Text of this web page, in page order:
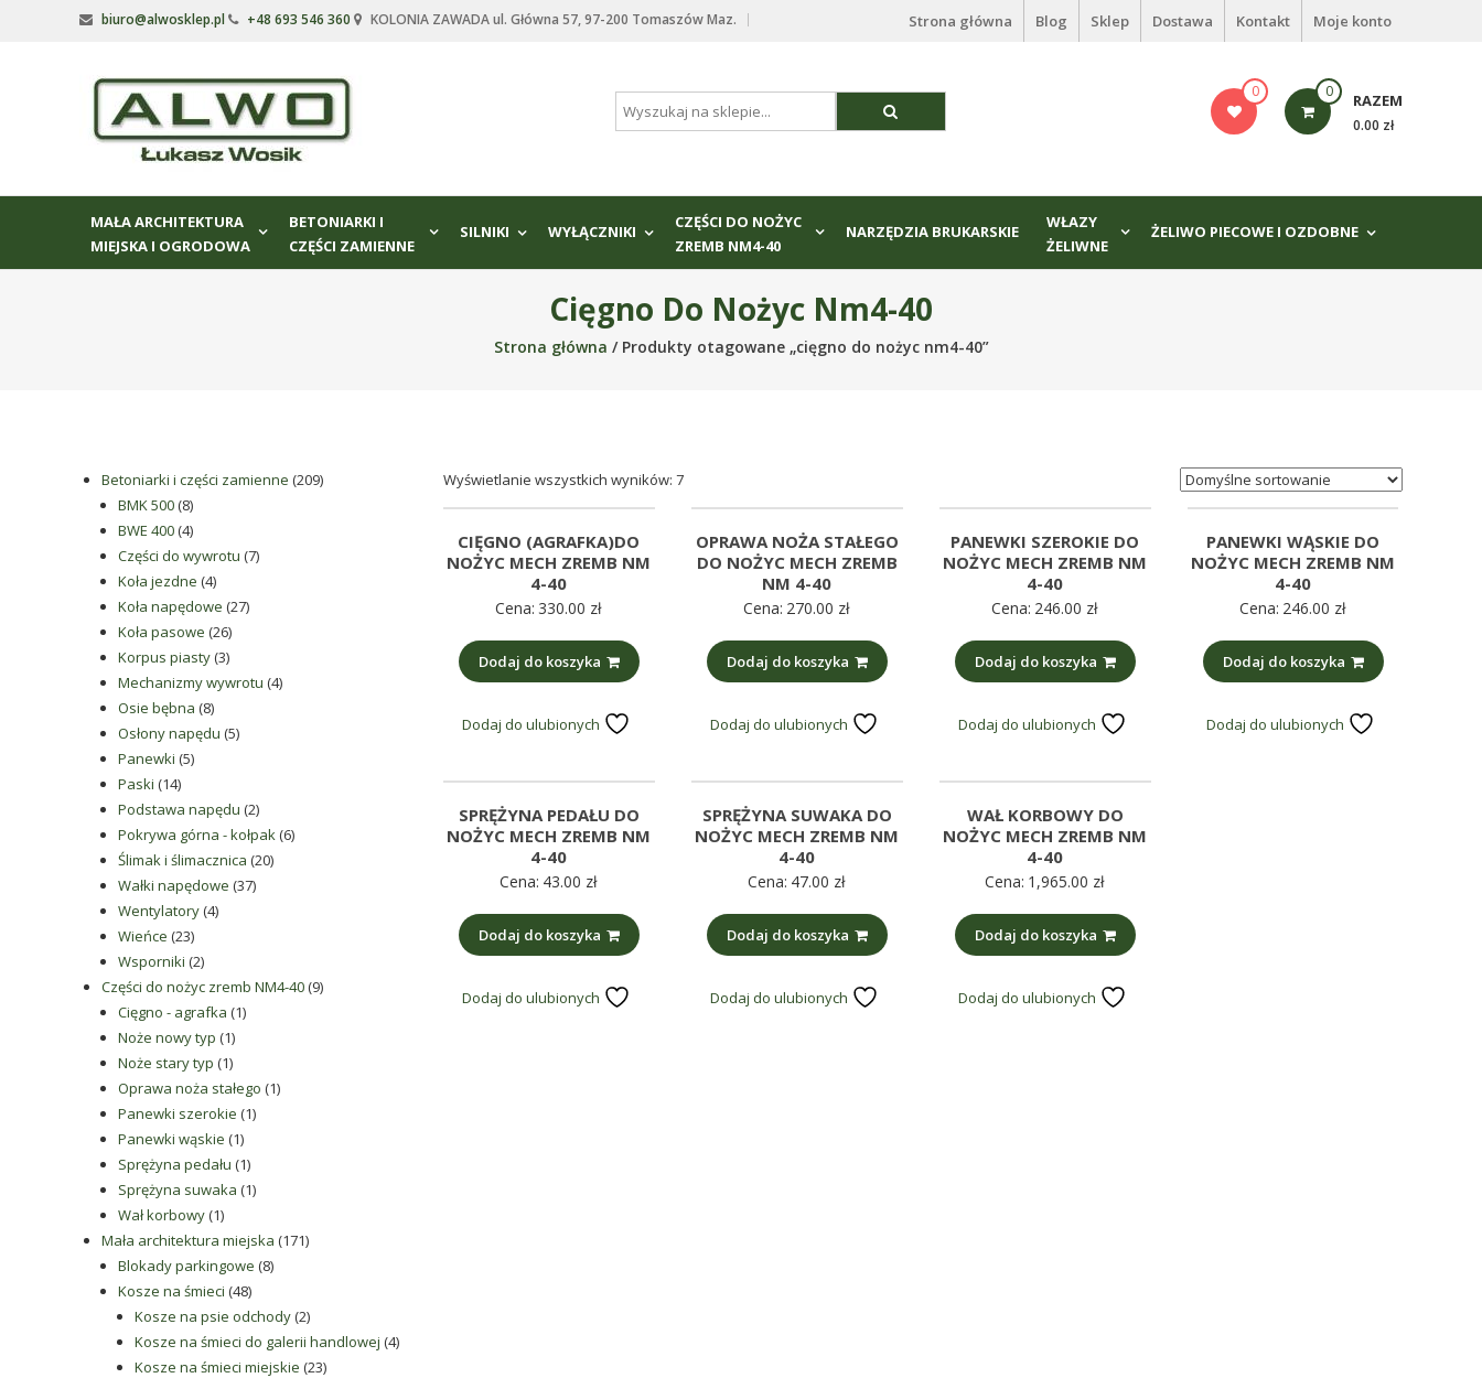
biuro@alwosklep.pl +48 693 546 360 KOLONIA ZAWADA ul. Główna 57, 97-200 Tomaszów Maz. Strona główna Blog Sklep Dostawa Kontakt Moje konto
Alwo
sklep
–
meble
ogrodowe,
różnego
rodzaju
części
betoniarek,
maszyn
rolniczych,
także
części
zamienne.
0 0 RAZEM
0.00 zł
MAŁA ARCHITEKTURA
MIEJSKA I OGRODOWA
BETONIARKI I
CZĘŚCI ZAMIENNE
SILNIKI WYŁĄCZNIKI
CZĘŚCI DO NOŻYC
ZREMB NM4-40
NARZĘDZIA BRUKARSKIE
WŁAZY
ŻELIWNE
ŻELIWO PIECOWE I OZDOBNE
Cięgno Do Nożyc Nm4-40
Strona główna / Produkty otagowane „cięgno do nożyc nm4-40”
Wyświetlanie wszystkich wyników: 7
CIĘGNO (AGRAFKA)DO
NOŻYC MECH ZREMB NM
4-40
Cena: 330.00 zł
Dodaj do koszyka
Dodaj do ulubionych
OPRAWA NOŻA STAŁEGO
DO NOŻYC MECH ZREMB
NM 4-40
Cena: 270.00 zł
Dodaj do koszyka
Dodaj do ulubionych
PANEWKI SZEROKIE DO
NOŻYC MECH ZREMB NM
4-40
Cena: 246.00 zł
Dodaj do koszyka
Dodaj do ulubionych
PANEWKI WĄSKIE DO
NOŻYC MECH ZREMB NM
4-40
Cena: 246.00 zł
Dodaj do koszyka
Dodaj do ulubionych
SPRĘŻYNA PEDAŁU DO
NOŻYC MECH ZREMB NM
4-40
Cena: 43.00 zł
Dodaj do koszyka
Dodaj do ulubionych
SPRĘŻYNA SUWAKA DO
NOŻYC MECH ZREMB NM
4-40
Cena: 47.00 zł
Dodaj do koszyka
Dodaj do ulubionych
WAŁ KORBOWY DO
NOŻYC MECH ZREMB NM
4-40
Cena: 1,965.00 zł
Dodaj do koszyka
Dodaj do ulubionych
Betoniarki i części zamienne 209209
BMK 500 88
produktów
BWE 400 44
produkty
Części do wywrotu 77
Koła jezdne 44
produkty
Koła napędowe 2727
Koła pasowe 2626
produktów
Korpus piasty 33
produkty
Mechanizmy wywrotu 44
Osie bębna 88
produktów
Osłony napędu 55
Panewki 55
Paski 1414
produktów
Podstawa napędu 22
produkty
Pokrywa górna - kołpak 66
Ślimak i ślimacznica 2020
Wałki napędowe 3737
Wentylatory 44
Wieńce 2323
produkty
Wsporniki 22
produkty
Części do nożyc zremb NM4-40 99
Cięgno - agrafka 11
Noże nowy typ 11
produkt
Noże stary typ 11
produkt
Oprawa noża stałego 11
Panewki szerokie 11
Panewki wąskie 11
produkt
Sprężyna pedału 11
produkt
Sprężyna suwaka 11
Wał korbowy 11
produkt
Mała architektura miejska 171171
Blokady parkingowe 88
Kosze na śmieci 4848
produktów
Kosze na psie odchody 22
produkty
Kosze na śmieci do galerii handlowej 44
Kosze na śmieci miejskie 2323